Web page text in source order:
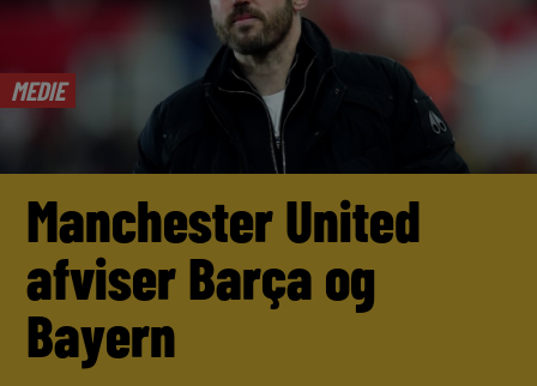
MEDIE
Manchester United
afviser Barça og
Bayern